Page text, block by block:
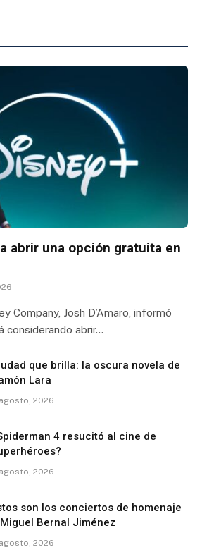
abrir una opción gratuita en
Company, Josh D’Amaro, informó
considerando abrir…
que brilla: la oscura novela de
Lara
2026
4 resucitó al cine de
2026
son los conciertos de homenaje
Bernal Jiménez
2026